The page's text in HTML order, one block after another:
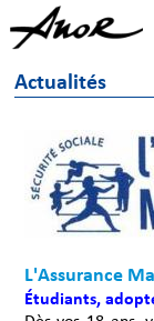
Actualités
L'Assurance
Étudiants,